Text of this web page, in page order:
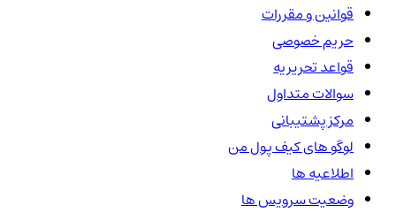
قوانین و مقررات
حریم خصوصی
قواعد تحریریه
سوالات متداول
مرکز پشتیبانی
لوگو های کیف پول من
اطلاعیه ها
وضعیت سرویس ها